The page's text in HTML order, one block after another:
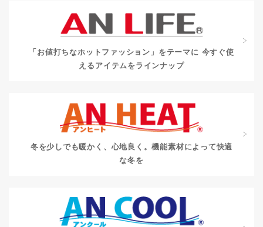
「お値打ちなホットファッション」をテーマに 今すぐ使
えるアイテムをラインナップ
冬を少しでも暖かく、心地良く。機能素材によって快適
な冬を